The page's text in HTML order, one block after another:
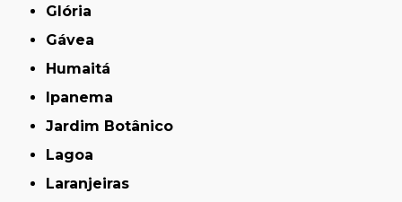
Glória
Gávea
Humaitá
Ipanema
Jardim Botânico
Lagoa
Laranjeiras